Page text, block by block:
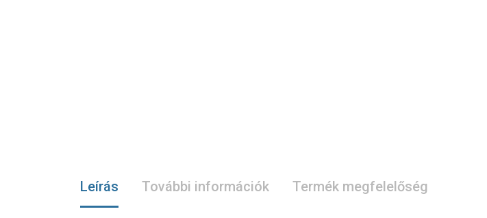
Leírás További információk Termék megfelelőség